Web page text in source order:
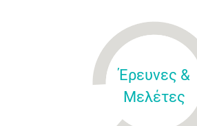
Έρευνες &
Μελέτες